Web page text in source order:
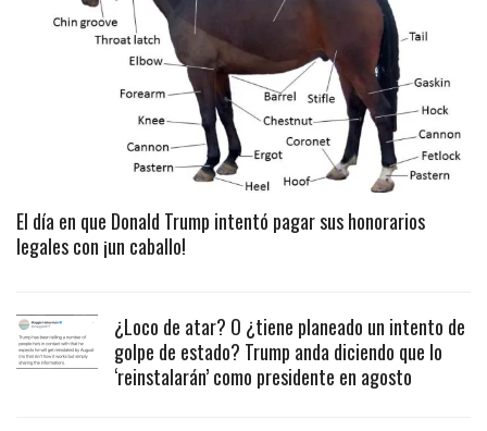
El día en que Donald Trump intentó pagar sus honorarios
legales con ¡un caballo!
¿Loco de atar? O ¿tiene planeado un intento de
golpe de estado? Trump anda diciendo que lo
‘reinstalarán’ como presidente en agosto